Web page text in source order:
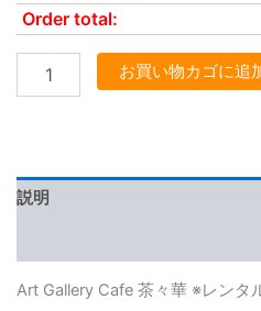
Order total:
お買い物カゴに追
説明
Art Gallery Cafe 茶々華 ※レンタ